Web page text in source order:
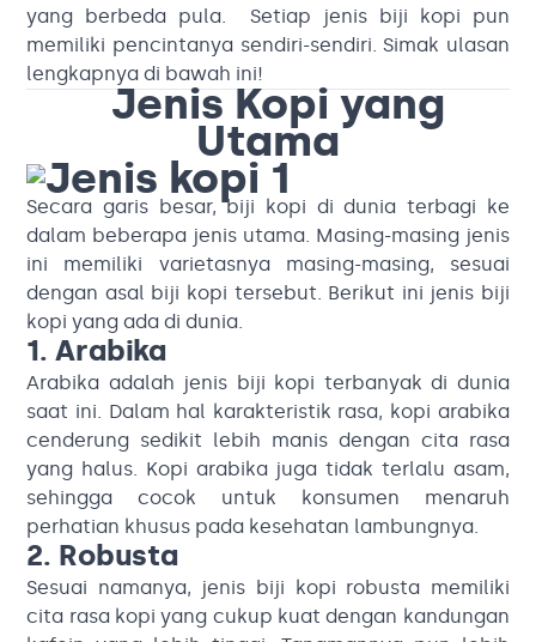
yang berbeda pula. Setiap jenis biji kopi pun
memiliki pencintanya sendiri-sendiri. Simak ulasan
lengkapnya di bawah ini!
Jenis Kopi yang
Utama
Secara garis besar, biji kopi di dunia terbagi ke
dalam beberapa jenis utama. Masing-masing jenis
ini memiliki varietasnya masing-masing, sesuai
dengan asal biji kopi tersebut. Berikut ini jenis biji
kopi yang ada di dunia.
1. Arabika
Arabika adalah jenis biji kopi terbanyak di dunia
saat ini. Dalam hal karakteristik rasa, kopi arabika
cenderung sedikit lebih manis dengan cita rasa
yang halus. Kopi arabika juga tidak terlalu asam,
sehingga cocok untuk konsumen menaruh
perhatian khusus pada kesehatan lambungnya.
2. Robusta
Sesuai namanya, jenis biji kopi robusta memiliki
cita rasa kopi yang cukup kuat dengan kandungan